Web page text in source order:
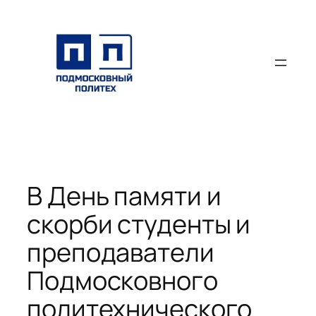
содержимому
В День памяти и
скорби студенты и
преподаватели
Подмосковного
политехнического